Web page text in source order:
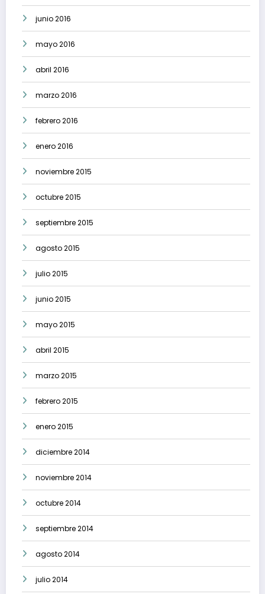
junio 2016
mayo 2016
abril 2016
marzo 2016
febrero 2016
enero 2016
noviembre 2015
octubre 2015
septiembre 2015
agosto 2015
julio 2015
junio 2015
mayo 2015
abril 2015
marzo 2015
febrero 2015
enero 2015
diciembre 2014
noviembre 2014
octubre 2014
septiembre 2014
agosto 2014
julio 2014